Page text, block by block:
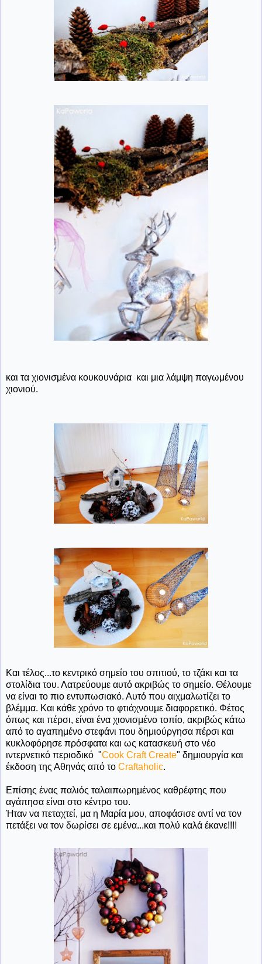
και τα χιονισμένα κουκουνάρια και μια λάμψη παγωμένου
χιονιού.
Και τέλος...το κεντρικό σημείο του σπιτιού, το τζάκι και τα
στολίδια του. Λατρεύουμε αυτό ακριβώς το σημείο. Θέλουμε
να είναι το πιο εντυπωσιακό. Αυτό που αιχμαλωτίζει το
βλέμμα. Και κάθε χρόνο το φτιάχνουμε διαφορετικό. Φέτος
όπως και πέρσι, είναι ένα χιονισμένο τοπίο, ακριβώς κάτω
από το αγαπημένο στεφάνι που δημιούργησα πέρσι και
κυκλοφόρησε πρόσφατα και ως κατασκευή στο νέο
ιντερνετικό περιοδικό "Cook Craft Create" δημιουργία και
έκδοση της Αθηνάς από το Craftaholic.
Επίσης ένας παλιός ταλαιπωρημένος καθρέφτης που
αγάπησα είναι στο κέντρο του.
Ήταν να πεταχτεί, μα η Μαρία μου, αποφάσισε αντί να τον
πετάξει να τον δωρίσει σε εμένα...και πολύ καλά έκανε!!!!